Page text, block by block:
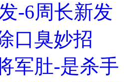
-6周长新发
口臭妙招
军肚-是杀手